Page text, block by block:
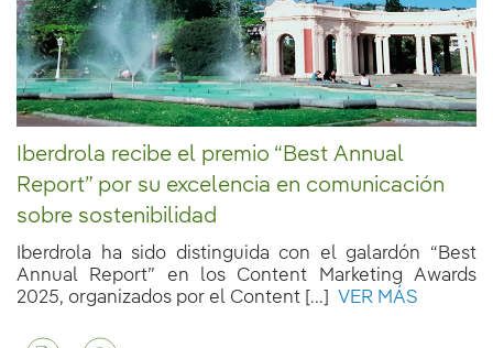
Iberdrola recibe el premio “Best Annual
Report” por su excelencia en comunicación
sobre sostenibilidad
Iberdrola ha sido distinguida con el galardón “Best
Annual Report” en los Content Marketing Awards
2025, organizados por el Content [...]
VER MÁS